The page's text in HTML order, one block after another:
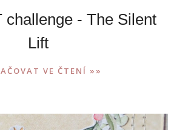
challenge - The Silent
Lift
VE ČTENÍ »»